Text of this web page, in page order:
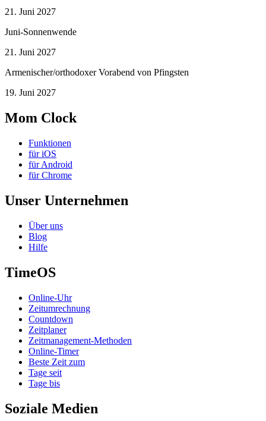
21. Juni 2027
Juni-Sonnenwende
21. Juni 2027
Armenischer/orthodoxer Vorabend von Pfingsten
19. Juni 2027
Mom Clock
Funktionen
für iOS
für Android
für Chrome
Unser Unternehmen
Über uns
Blog
Hilfe
TimeOS
Online-Uhr
Zeitumrechnung
Countdown
Zeitplaner
Zeitmanagement-Methoden
Online-Timer
Beste Zeit zum
Tage seit
Tage bis
Soziale Medien